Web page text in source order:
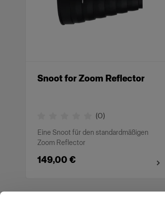
Snoot for Zoom Reflector
(0)
Eine Snoot für den standardmäßigen
Zoom Reflector
149,00 €